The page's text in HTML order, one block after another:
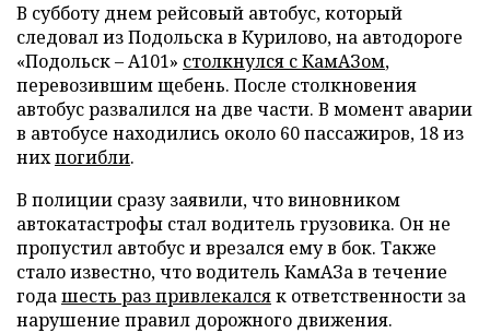
В субботу днем рейсовый автобус, который
следовал из Подольска в Курилово, на автодороге
«Подольск – А101» столкнулся с КамАЗом,
перевозившим щебень. После столкновения
автобус развалился на две части. В момент аварии
в автобусе находились около 60 пассажиров, 18 из
нихпогибли.
В полиции сразу заявили, что виновником
автокатастрофы стал водитель грузовика. Он не
пропустил автобус и врезался ему в бок. Также
стало известно, что водитель КамАЗа в течение
годашесть раз привлекалсяк ответственности за
нарушение правил дорожного движения.